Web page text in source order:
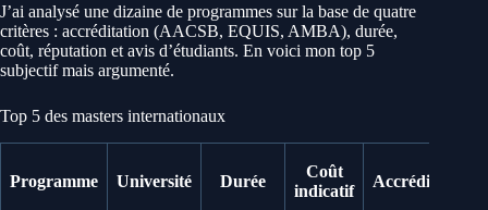
J’ai analysé une dizaine de programmes sur la base de quatre
critères : accréditation (AACSB, EQUIS, AMBA), durée,
coût, réputation et avis d’étudiants. En voici mon top 5
subjectif mais argumenté.
Top 5 des masters internationaux
Programme Université Durée
Coût
indicatif
Accréditation